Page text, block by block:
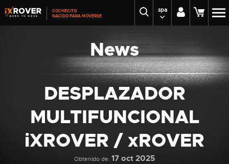
COCHECITO
NACIDO PARA MOVERSE
spa
News
DESPLAZADOR
MULTIFUNCIONAL
iXROVER / xROVER
Obtenido de: 17 oct 2025